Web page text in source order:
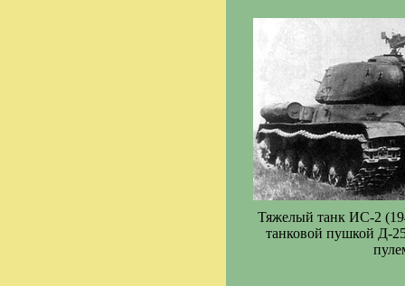
Тяжелый танк ИС-2
танковой пушкой Д-